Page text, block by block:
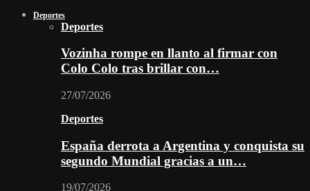
Deportes
Deportes
Vozinha rompe en llanto al firmar con
Colo Colo tras brillar con…
27/07/2026
Deportes
España derrota a Argentina y conquista su
segundo Mundial gracias a un…
19/07/2026